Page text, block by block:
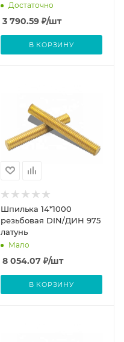
Достаточно
3 790.59₽/шт
В КОРЗИНУ
Шпилька 14*1000
резьбовая DIN/ДИН 975
латунь
Мало
8 054.07₽/шт
В КОРЗИНУ